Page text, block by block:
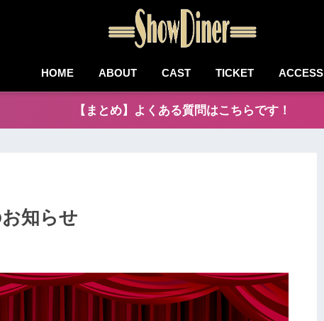
HOME ABOUT CAST TICKET ACCESS
【まとめ】よくある質問はこちらです！
知らせ